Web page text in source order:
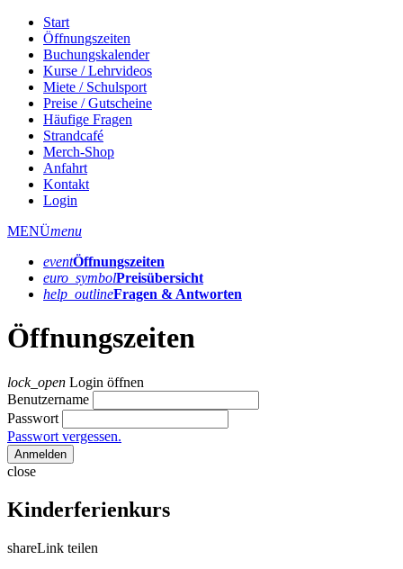
Start
Öffnungszeiten
Buchungskalender
Kurse / Lehrvideos
Miete / Schulsport
Preise / Gutscheine
Häufige Fragen
Strandcafé
Merch-Shop
Anfahrt
Kontakt
Login
MENÜmenu
eventÖffnungs­zeiten
euro_symbolPreis­übersicht
help_outlineFragen & Antworten
Öffnungszeiten
lock_open Login öffnen
Benutzername
Passwort
Passwort vergessen.
Anmelden
close
Kinderferienkurs
shareLink teilen